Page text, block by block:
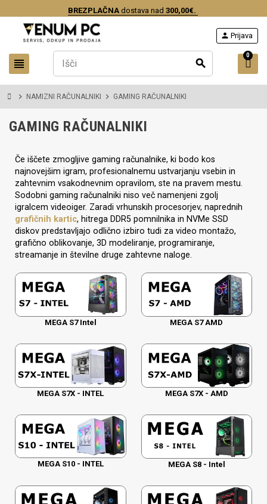
BREZPLAČNAdostava nad 300,00€.
view_headline search
person Prijava
0
chevron_right NAMIZNI RAČUNALNIKI chevron_right GAMING RAČUNALNIKI
GAMING RAČUNALNIKI
Če iščete zmogljive gaming računalnike, ki bodo kos
najnovejšim igram, profesionalnemu ustvarjanju vsebin in
zahtevnim vsakodnevnim opravilom, ste na pravem mestu.
Sodobni gaming računalniki niso več namenjeni zgolj
igralcem videoiger. Zaradi vrhunskih procesorjev, naprednih
grafičnih kartic, hitrega DDR5 pomnilnika in NVMe SSD
diskov predstavljajo odlično izbiro tudi za video montažo,
grafično oblikovanje, 3D modeliranje, programiranje,
streamanje in številne druge zahtevne naloge.
MEGA S7 Intel MEGA S7 AMD
MEGA S7X - INTEL MEGA S7X - AMD
MEGA S10 - INTEL MEGA S8 - Intel